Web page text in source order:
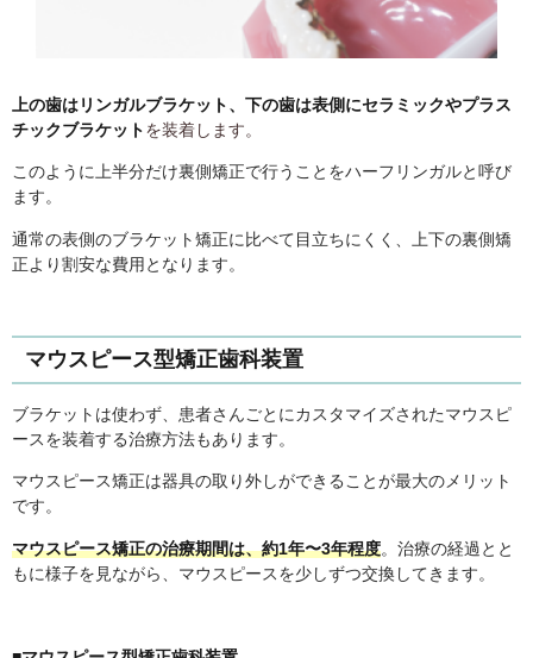
上の歯はリンガルブラケット、下の歯は表側にセラミックやプラス
チックブラケットを装着します。
このように上半分だけ裏側矯正で行うことをハーフリンガルと呼び
ます。
通常の表側のブラケット矯正に比べて目立ちにくく、上下の裏側矯
正より割安な費用となります。
マウスピース型矯正歯科装置
ブラケットは使わず、患者さんごとにカスタマイズされたマウスピ
ースを装着する治療方法もあります。
マウスピース矯正は器具の取り外しができることが最大のメリット
です。
マウスピース矯正の治療期間は、約1年〜3年程度。治療の経過とと
もに様子を見ながら、マウスピースを少しずつ交換してきます。